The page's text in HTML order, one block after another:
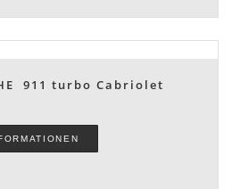
911 turbo Cabriolet